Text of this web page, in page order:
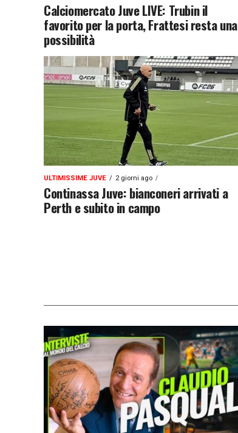
Calciomercato Juve LIVE: Trubin il
favorito per la porta, Frattesi resta una
possibilità
ULTIMISSIME JUVE 2 giorni ago
Continassa Juve: bianconeri arrivati a
Perth e subito in campo